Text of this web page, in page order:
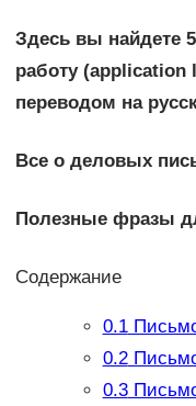
Здесь вы найдете
работу
переводом на
Все о деловых
Полезные фразы
Содержание
0.1
0.2
0.3